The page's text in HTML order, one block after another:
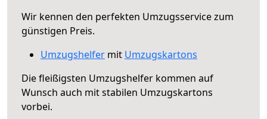
Wir kennen den perfekten Umzugsservice zum
günstigen Preis.
Umzugshelfer mit Umzugskartons
Die fleißigsten Umzugshelfer kommen auf
Wunsch auch mit stabilen Umzugskartons
vorbei.